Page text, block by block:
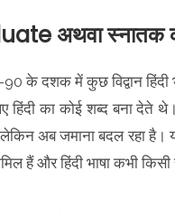
अथवा स्नातक
के दशक में कुछ विद्वान हिंदी
हिंदी का कोई शब्द बना देते
अब जमाना बदल रहा है।
हैं और हिंदी भाषा कभी किसी